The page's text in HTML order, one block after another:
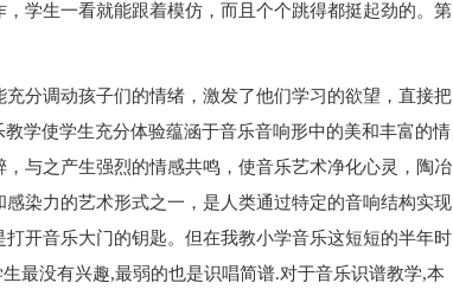
学生一看就能跟着模仿，而且个个跳得都挺起劲的。第
分调动孩子们的情绪，激发了他们学习的欲望，直接把
教学使学生充分体验蕴涵于音乐音响形中的美和丰富的情
与之产生强烈的情感共鸣，使音乐艺术净化心灵，陶冶
染力的艺术形式之一，是人类通过特定的音响结构实现
开音乐大门的钥匙。但在我教小学音乐这短短的半年时
最没有兴趣,最弱的也是识唱简谱.对于音乐识谱教学,本